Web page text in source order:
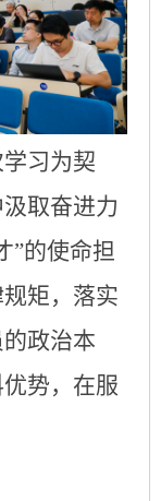
习为契
取奋进力
”的使命担
矩，落实
政治本
势，在服